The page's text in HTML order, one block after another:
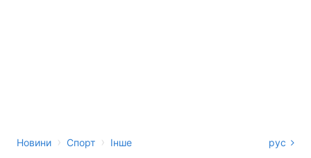
Новини › Спорт › Інше рус